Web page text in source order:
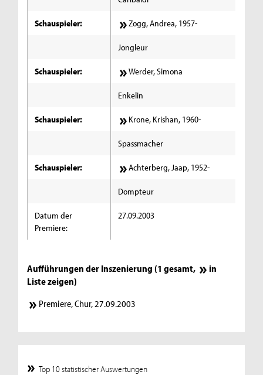
Schauspieler: Zogg, Andrea, 1957-
Jongleur
Schauspieler: Werder, Simona
Enkelin
Schauspieler: Krone, Krishan, 1960-
Spassmacher
Schauspieler: Achterberg, Jaap, 1952-
Dompteur
Datum der
Premiere:
27.09.2003
Aufführungen der Inszenierung (1 gesamt,
in
Liste zeigen)
Premiere, Chur, 27.09.2003
Top 10 statistischer Auswertungen